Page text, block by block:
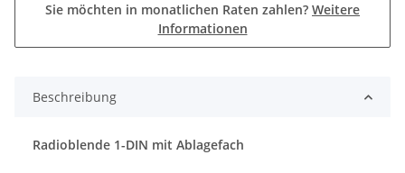
Sie möchten in monatlichen Raten zahlen? Weitere
Informationen
Beschreibung
Radioblende 1-DIN mit Ablagefach